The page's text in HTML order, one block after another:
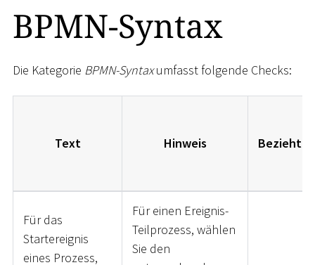
BPMN-Syntax
Die Kategorie BPMN-Syntaxumfasst folgende Checks:
Text Hinweis Bezieht
Für das
Startereignis
eines Prozess,
Für einen Ereignis-
Teilprozess, wählen
Sie den